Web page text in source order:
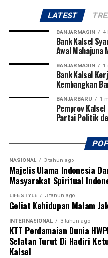
Pangdam juga berharap
akan lahir pemain-
membawa nama harum
Kalimantan Tengah di
internasional.
Pembukaan turnamen
perdana yang
melawan Kabupaten Hulu
Kalimantan Selatan,
berbagai organisasi
komitmen bersama dalam
melahirkan generasi atlet
[adv/adpim]
Post Views: 19
Sebarkan
LATEST
BANJARMASIN 4
Bank Kalsel
Awal Mahajuna
BANJARMASIN 1
Bank Kalsel
Kembangkan
BANJARBARU 1
Pemprov
Partai Politik
NASIONAL 3 tahun ago
Majelis Ulama Indonesia
Masyarakat Spiritual
LIFESTYLE 3 tahun ago
Geliat Kehidupan Malam
INTERNASIONAL 3 tahun ago
KTT Perdamaian Dunia
Selatan Turut Di Hadiri
Kalsel